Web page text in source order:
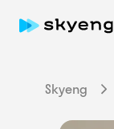
Skyeng